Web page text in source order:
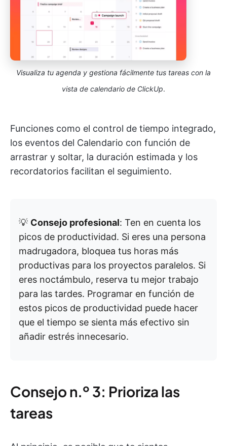
Visualiza tu agenda y gestiona fácilmente tus tareas con la
vista de calendario de ClickUp.
Funciones como el control de tiempo integrado,
los eventos del Calendario con función de
arrastrar y soltar, la duración estimada y los
recordatorios facilitan el seguimiento.
💡 Consejo profesional: Ten en cuenta los
picos de productividad. Si eres una persona
madrugadora, bloquea tus horas más
productivas para los proyectos paralelos. Si
eres noctámbulo, reserva tu mejor trabajo
para las tardes. Programar en función de
estos picos de productividad puede hacer
que el tiempo se sienta más efectivo sin
añadir estrés innecesario.
Consejo n.º 3: Prioriza las
tareas